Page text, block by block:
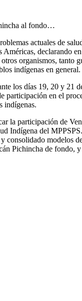
al fondo…
actuales de
declarando
organismos, tanto
indígenas en general.
los días 19, 20 y 21
participación en el
indígenas.
la participación de
Indígena del
consolidado modelos
Pichincha de fondo,